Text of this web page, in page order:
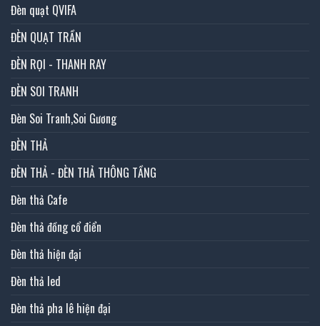
Đèn quạt QVIFA
ĐÈN QUẠT TRẦN
ĐÈN RỌI - THANH RAY
ĐÈN SOI TRANH
Đèn Soi Tranh,Soi Gương
ĐÈN THẢ
ĐÈN THẢ - ĐÈN THẢ THÔNG TẦNG
Đèn thả Cafe
Đèn thả đồng cổ điển
Đèn thả hiện đại
Đèn thả led
Đèn thả pha lê hiện đại